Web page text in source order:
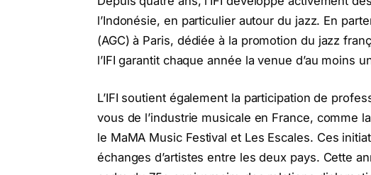
l’Indonésie, en particulier autour du jazz. En
(AGC) à Paris, dédiée à la promotion du jazz
l’IFI garantit chaque année la venue d’au moins
L’IFI soutient également la participation de
vous de l’industrie musicale en France, comme
le MaMA Music Festival et Les Escales. Ces
échanges d’artistes entre les deux pays. Cette